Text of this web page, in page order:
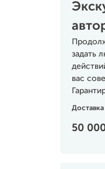
задать
вас
Доставка
50